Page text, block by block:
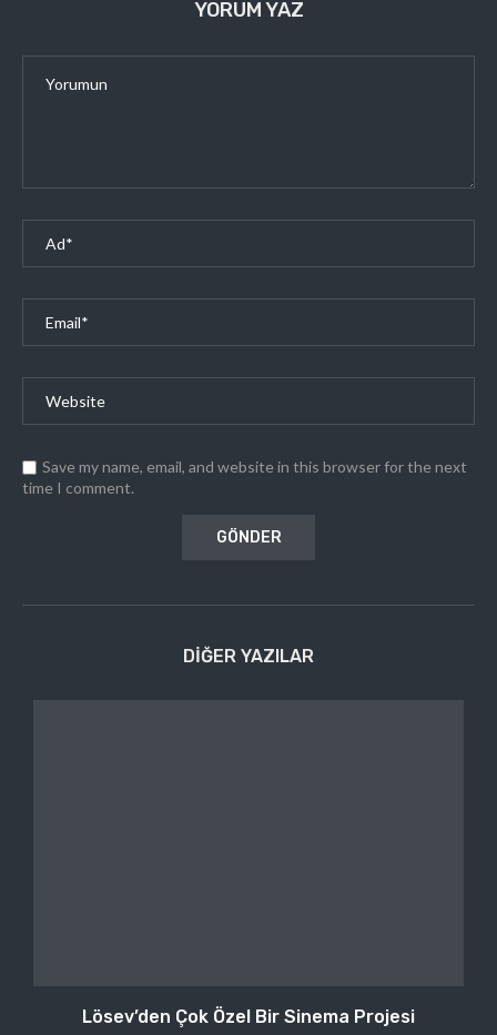
YORUM YAZ
Save my name, email, and website in this browser for the next
time I comment.
DIĞER YAZILAR
Lösev’den Çok Özel Bir Sinema Projesi